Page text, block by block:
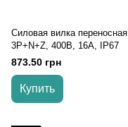
Силовая вилка переносная
3Р+N+Z, 400В, 16А, IP67
873.50 грн
Купить